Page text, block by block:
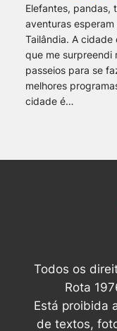
Elefantes, pandas,
aventuras
Tailândia. A cidade
que me surpreendi
passeios para se
melhores
cidade é…
Todos os
Rota
Está proibida
de textos,